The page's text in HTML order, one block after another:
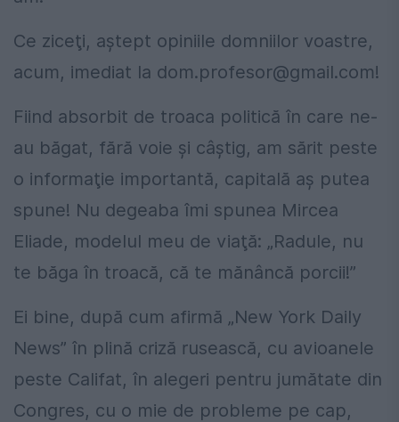
Ce ziceţi, aştept opiniile domniilor voastre,
acum, imediat la dom.profesor@gmail.com!
Fiind absorbit de troaca politică în care ne-
au băgat, fără voie şi câştig, am sărit peste
o informaţie importantă, capitală aş putea
spune! Nu degeaba îmi spunea Mircea
Eliade, modelul meu de viaţă: „Radule, nu
te băga în troacă, că te mănâncă porcii!”
Ei bine, după cum afirmă „New York Daily
News” în plină criză rusească, cu avioanele
peste Califat, în alegeri pentru jumătate din
Congres, cu o mie de probleme pe cap,